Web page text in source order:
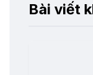
Bài viết